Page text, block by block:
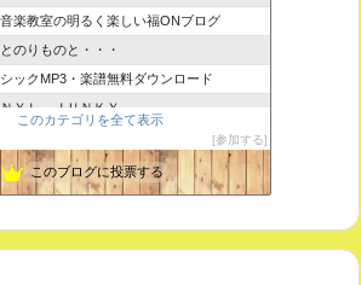
楽教室の明るく楽しい福ONブログ
のりものと・・・
ックMP3・楽譜無料ダウンロード
ＮＹＬ ＪＵＮＫＹ
の音楽研究所 音楽哲学・思想 平林 遼
このカテゴリを全て表示
参加する
このブログに投票する